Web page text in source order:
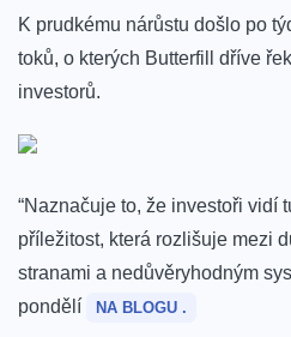
K prudkému nárůstu došlo po
toků, o kterých Butterfill dříve
investorů.
“Naznačuje to, že investoři vidí
příležitost, která rozlišuje mezi
stranami a nedůvěryhodným
pondělí
NA BLOGU .